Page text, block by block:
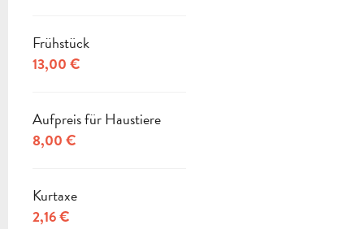
Frühstück
13,00 €
Aufpreis für Haustiere
8,00 €
Kurtaxe
2,16 €